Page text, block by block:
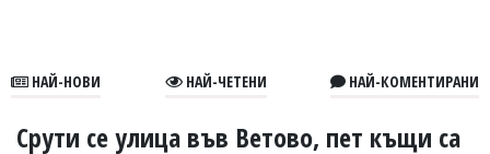
В
НАЙ-НОВИ НАЙ-ЧЕТЕНИ НАЙ-КОМЕНТИРАНИ
Срути се улица във Ветово, пет къщи са